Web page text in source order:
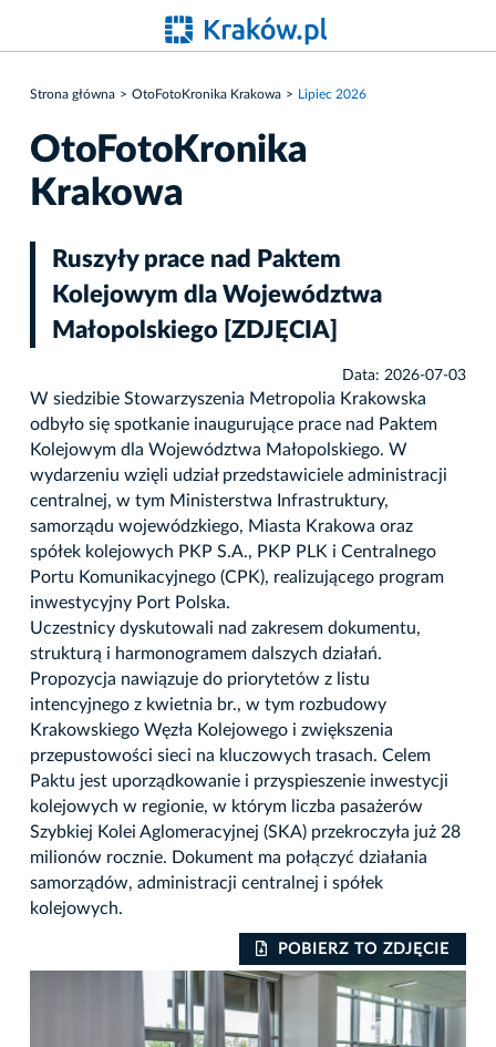
Strona główna OtoFotoKronika Krakowa Lipiec 2026
OtoFotoKronika
Krakowa
Ruszyły prace nad Paktem
Kolejowym dla Województwa
Małopolskiego [ZDJĘCIA]
Data: 2026-07-03
W siedzibie Stowarzyszenia Metropolia Krakowska
odbyło się spotkanie inaugurujące prace nad Paktem
Kolejowym dla Województwa Małopolskiego. W
wydarzeniu wzięli udział przedstawiciele administracji
centralnej, w tym Ministerstwa Infrastruktury,
samorządu wojewódzkiego, Miasta Krakowa oraz
spółek kolejowych PKP S.A., PKP PLK i Centralnego
Portu Komunikacyjnego (CPK), realizującego program
inwestycyjny Port Polska.
Uczestnicy dyskutowali nad zakresem dokumentu,
strukturą i harmonogramem dalszych działań.
Propozycja nawiązuje do priorytetów z listu
intencyjnego z kwietnia br., w tym rozbudowy
Krakowskiego Węzła Kolejowego i zwiększenia
przepustowości sieci na kluczowych trasach. Celem
Paktu jest uporządkowanie i przyspieszenie inwestycji
kolejowych w regionie, w którym liczba pasażerów
Szybkiej Kolei Aglomeracyjnej (SKA) przekroczyła już 28
milionów rocznie. Dokument ma połączyć działania
samorządów, administracji centralnej i spółek
kolejowych.
POBIERZ TO ZDJĘCIE